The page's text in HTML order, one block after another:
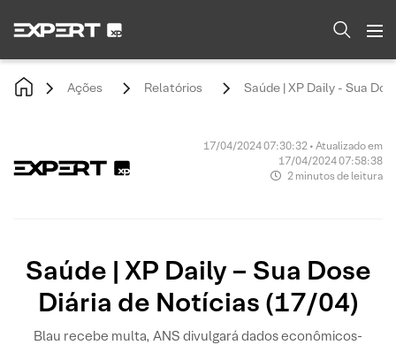
Ações Relatórios Saúde | XP Daily - Sua
17/04/2024 07:30:32 • Atualizado em
17/04/2024 07:58:38
2 minutos de leitura
Saúde | XP Daily – Sua Dose
Diária de Notícias (17/04)
Blau recebe multa, ANS divulgará dados econômicos-